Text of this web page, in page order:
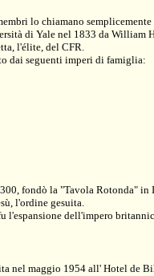
lo chiamano
di Yale nel 1833 da William
l'élite, del CFR.
dai seguenti imperi di famiglia:
fondò la "Tavola Rotonda"
l'ordine gesuita.
dell'impero
nel maggio 1954 all' Hotel de